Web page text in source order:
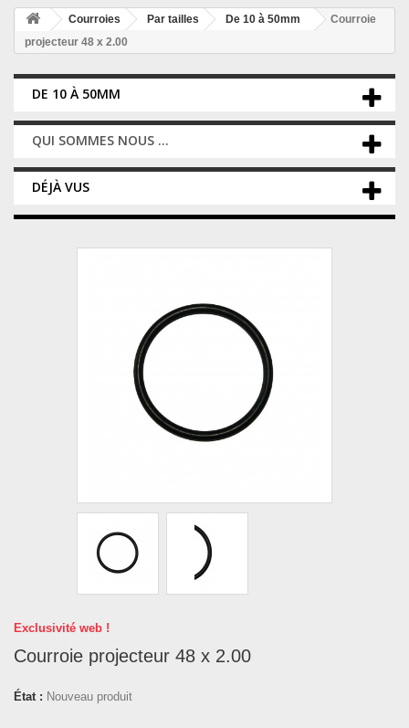
Courroies Par tailles De 10 à 50mm
Courroie
projecteur 48 x 2.00
DE 10 À 50MM
QUI SOMMES NOUS ...
DÉJÀ VUS
Exclusivité web !
Courroie projecteur 48 x 2.00
État : Nouveau produit